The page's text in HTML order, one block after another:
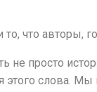
то, что авторы,
не просто
этого слова.